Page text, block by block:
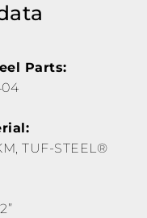
Parts:
TUF-STEEL®